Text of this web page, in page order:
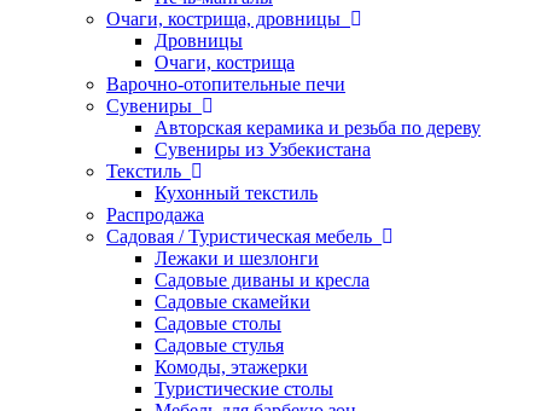
Очаги, кострища, дровницы
Дровницы
Очаги, кострища
Варочно-отопительные печи
Сувениры
Авторская керамика и резьба по дереву
Сувениры из Узбекистана
Текстиль
Кухонный текстиль
Распродажа
Садовая / Туристическая мебель
Лежаки и шезлонги
Садовые диваны и кресла
Садовые скамейки
Садовые столы
Садовые стулья
Комоды, этажерки
Туристические столы